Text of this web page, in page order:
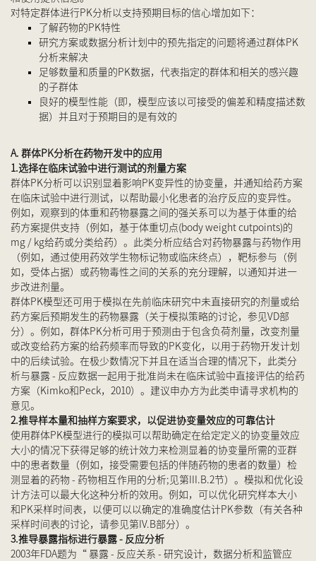
对特定群体进行PK分析以支持预期目标的信心增加如下：
了解药物的PK特性
研究方案或数据分析计划中的预先指定的问题将通过群体PK
分析来解决
足够数量和质量的PK数据，代表指定的群体和相关的感兴趣
的子群体
良好的模型性能（即，模型应该以可接受的偏差和精度描述数
据）并且对于预期目的是有效的
A. 群体PK分析在药物开发中的应用
1.选择在临床试验中进行测试的剂量方案
群体PK分析可以识别显着影响PK变异性的协变量，并通知给药方案
在临床试验中进行测试，以帮助最小化患者的治疗反应的变异性。
例如，观察到的体重和药物暴露之间的强关系可以为基于体重的给
药方案提供支持（例如，基于体重切点(body weight cutpoints)的
mg / kg给药或分类给药）。此类分析应结合对药物暴露与药物作用
（例如，通过使用药效学生物标记物或临床终点），靶标参与（例
如，受体占据）或药物毒性之间的关系的充分理解，以通知并进一
步改进剂量。
群体PK模型还可用于模拟在先前临床研究中未直接研究的剂量或给
药方案后预期发生的药物暴露（关于模拟策略的讨论，参见VD部
分）。例如，群体PK分析可用于预测由于包含负荷剂量，改变剂量
或改变给药方案的给药频率而导致的PK变化，以用于药物开发计划
中的后续试验。在极少数情况下并且在适当合理的情况下，此类分
析与暴露 - 反应数据一起用于批准尚未在临床试验中直接评估的给药
方案（Kimko和Peck，2010）。建议申办方为此类申请寻求机构的
意见。
2.推导样本量和抽样方案要求，以促进协变量效应的可靠估计
使用群体PK模型进行的模拟可以帮助确定在给定定义的协变量效应
大小的情况下获得足够的统计效力来检测显着的协变量所需的亚群
中的患者数量（例如，接受需要包括的伴随药物的患者的数量）检
测显着的药物 - 药物相互作用的分析;见第III.B.2节）。模拟和优化设
计方法可以最大化这种分析的效用。例如，可以优化研究样本大小
和PK采样时间表，以便可以以确定的准确度估计PK参数（有关各种
采样时间表的讨论，请参见第IV.B部分）。
3.推导暴露指标进行暴露 - 反应分析
2003年FDA题为“ 暴露 - 反应关系 - 研究设计，数据分析和监管应